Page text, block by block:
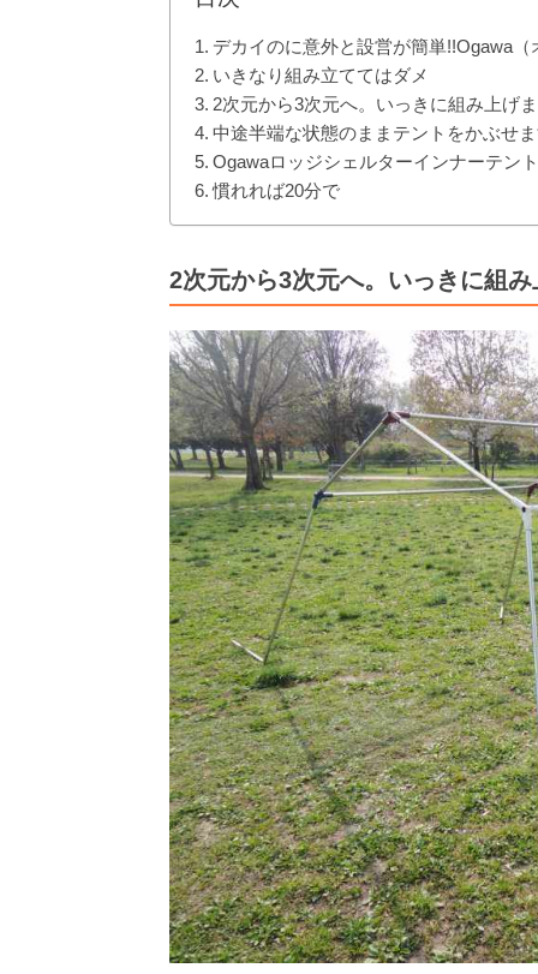
デカイのに意外と設営が簡単!!Ogawa
いきなり組み立ててはダメ
2次元から3次元へ。いっきに組み上げ
中途半端な状態のままテントをかぶせ
Ogawaロッジシェルターインナーテン
慣れれば20分で
2次元から3次元へ。いっきに組